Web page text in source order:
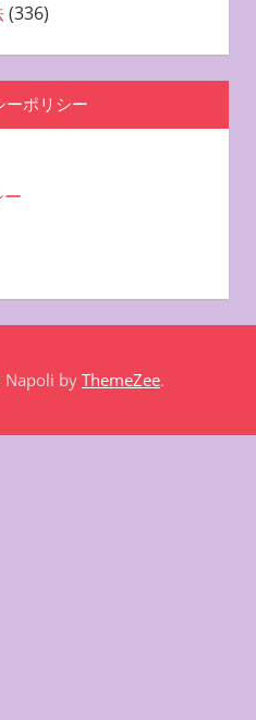
(336)
ーポリシー
Napoli by ThemeZee.